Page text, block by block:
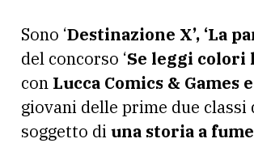
Sono ‘Destinazione X’, ‘La
del concorso ‘Se leggi colori
con Lucca Comics &
giovani delle prime due
soggetto di una storia a